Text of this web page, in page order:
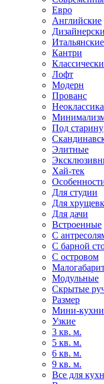
Евро
Английские
Итальянские
Кантри
Лофт
Модерн
Прованс
Неоклассика
Под старину
Элитные
Хай-тек
Для студии
Для
Для дачи
Встроенные
С
С барной
С островом
Модульные
Скрытые
Размер
Мини-кухни
Узкие
3 кв. м.
5 кв. м.
6 кв. м.
9 кв. м.
Все для